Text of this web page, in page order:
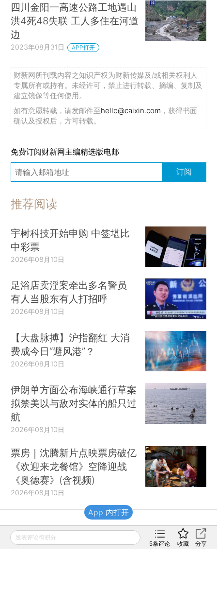
四川金阳一高速公路工地遇山
洪4死48失联 工人多住在河道
边
2023年08月31日 APP打开
财新网所刊载内容之知识产权为财新传媒及/或相关权利人
专属所有或持有。未经许可，禁止进行转载、摘编、复制及
建立镜像等任何使用。
如有意愿转载，请发邮件至hello@caixin.com ，获得书面
确认及授权后，方可转载。
免费订阅财新网主编精选版电邮
订阅
推荐阅读
宇树科技开始申购 中签堪比
中彩票
2026年08月10日
足浴店卖淫案牵出多名警员
有人当股东有人打招呼
2026年08月10日
【大盘脉搏】沪指翻红 大消
费成今日“避风港”？
2026年08月10日
伊朗单方面公布海峡通行草案
拟禁美以与敌对实体的船只过
航
2026年08月10日
票房｜沈腾新片点映票房破亿
《欢迎来龙餐馆》空降迎战
《奥德赛》(含视频)
2026年08月10日
财新移动
发表评论得积分
5条评论 收藏 分享
App 内打开